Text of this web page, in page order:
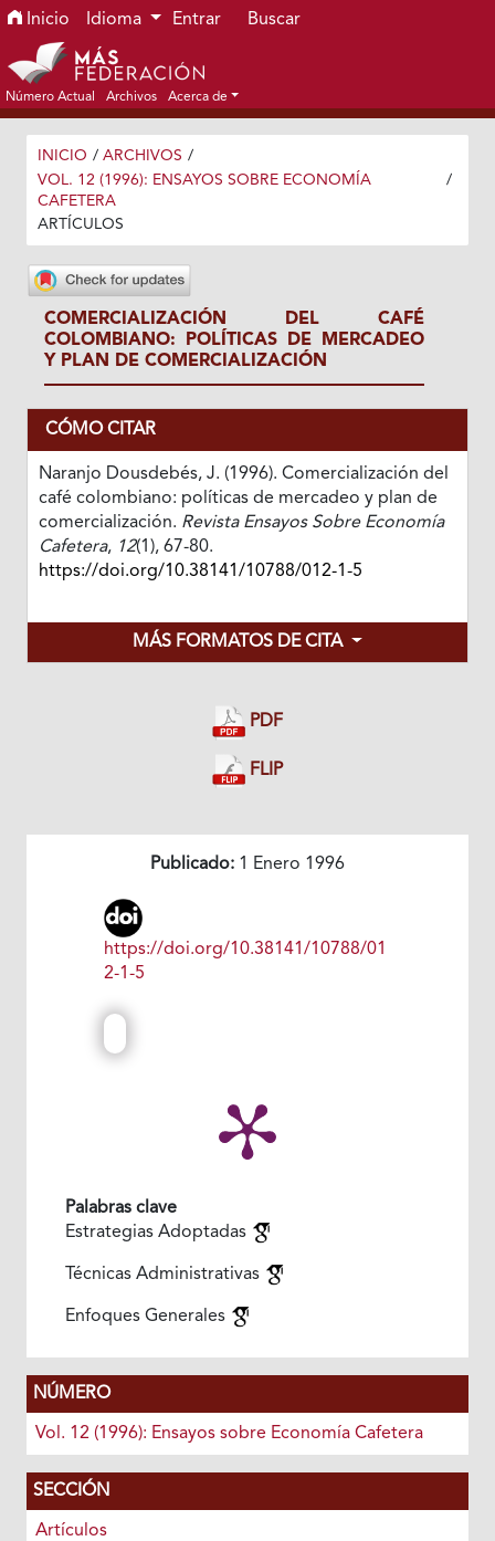
Ir al menú de navegación principal
Ir al contenido principal
Ir al pie de página del sitio
Inicio Idioma Entrar Buscar
Número Actual Archivos Acerca de
INICIO / ARCHIVOS /
VOL. 12 (1996): ENSAYOS SOBRE ECONOMÍA
CAFETERA
/
ARTÍCULOS
COMERCIALIZACIÓN DEL CAFÉ
COLOMBIANO: POLÍTICAS DE MERCADEO
Y PLAN DE COMERCIALIZACIÓN
CÓMO CITAR
Naranjo Dousdebés, J. (1996). Comercialización del
café colombiano: políticas de mercadeo y plan de
comercialización. Revista Ensayos Sobre Economía
Cafetera, 12(1), 67-80.
https://doi.org/10.38141/10788/012-1-5
MÁS FORMATOS DE CITA
PDF
FLIP
Publicado: 1 Enero 1996
https://doi.org/10.38141/10788/01
2-1-5
Palabras clave
Estrategias Adoptadas
Técnicas Administrativas
Enfoques Generales
NÚMERO
Vol. 12 (1996): Ensayos sobre Economía Cafetera
SECCIÓN
Artículos